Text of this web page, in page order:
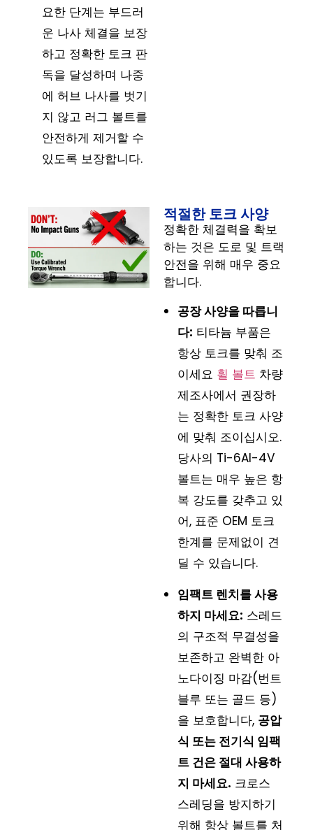
요한 단계는 부드러
운 나사 체결을 보장
하고 정확한 토크 판
독을 달성하며 나중
에 허브 나사를 벗기
지 않고 러그 볼트를
안전하게 제거할 수
있도록 보장합니다.
적절한 토크 사양
정확한 체결력을 확보
하는 것은 도로 및 트랙
안전을 위해 매우 중요
합니다.
공장 사양을 따릅니
다: 티타늄 부품은
항상 토크를 맞춰 조
이세요 휠 볼트 차량
제조사에서 권장하
는 정확한 토크 사양
에 맞춰 조이십시오.
당사의 Ti-6Al-4V
볼트는 매우 높은 항
복 강도를 갖추고 있
어, 표준 OEM 토크
한계를 문제없이 견
딜 수 있습니다.
임팩트 렌치를 사용
하지 마세요: 스레드
의 구조적 무결성을
보존하고 완벽한 아
노다이징 마감(번트
블루 또는 골드 등)
을 보호합니다, 공압
식 또는 전기식 임팩
트 건은 절대 사용하
지 마세요. 크로스
스레딩을 방지하기
위해 항상 볼트를 처